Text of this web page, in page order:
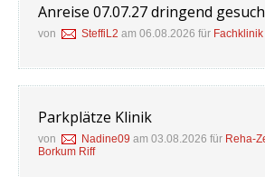
Anreise 07.07.27 dringend
von SteffiL2 am 06.08.2026 für
Parkplätze Klinik
von Nadine09 am 03.08.2026 für Reha-
Borkum Riff